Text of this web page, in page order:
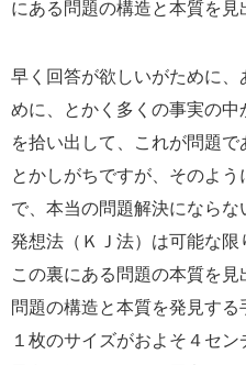
にある問題の構造と本質を見
早く回答が欲しいがために
めに、とかく多くの事実の
を拾い出して、これが問題
とかしがちですが、そのよ
で、本当の問題解決になら
発想法（ＫＪ法）は可能な
この裏にある問題の本質を見
問題の構造と本質を発見する
１枚のサイズがおよそ４セン